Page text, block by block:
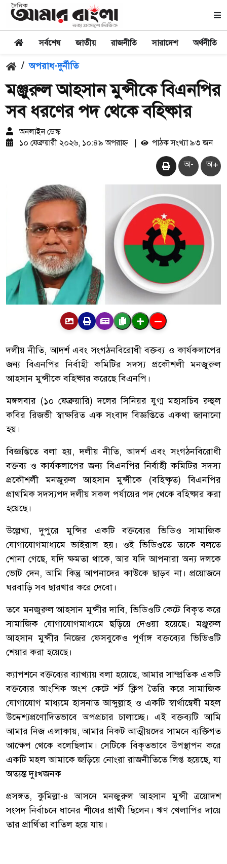
সর্বশেষ জাতীয় রাজনীতি সারাদেশ অর্থনীতি
/ অপরাধ-দুর্নীতি
মঞ্জুরুল আহসান মুন্সীকে বিএনপির
সব ধরণের পদ থেকে বহিষ্কার
অনলাইন ডেস্ক
১০ ফেব্রুয়ারী ২০২৬, ১০:৪৯ অপরাহ্ন
পাঠক সংখ্যা ৯৩ জন
অ- অ+
দলীয় নীতি, আদর্শ এবং সংগঠনবিরোধী বক্তব্য ও কার্যকলাপের
জন্য বিএনপির নির্বাহী কমিটির সদস্য প্রকৌশলী মনজুরুল
আহসান মুন্সীকে বহিষ্কার করেছে বিএনপি।
মঙ্গলবার (১০ ফেব্রুয়ারি) দলের সিনিয়র যুগ্ম মহাসচিব রুহুল
কবির রিজভী স্বাক্ষরিত এক সংবাদ বিজ্ঞপ্তিতে একথা জানানো
হয়।
বিজ্ঞপ্তিতে বলা হয়, দলীয় নীতি, আদর্শ এবং সংগঠনবিরোধী
বক্তব্য ও কার্যকলাপের জন্য বিএনপির নির্বাহী কমিটির সদস্য
প্রকৌশলী মনজুরুল আহসান মুন্সীকে (বহিষ্কৃত) বিএনপির
প্রাথমিক সদস্যপদ দলীয় সকল পর্যায়ের পদ থেকে বহিষ্কার করা
হয়েছে।
উল্লেখ্য, দুপুরে মুন্সির একটি বক্তব্যের ভিডিও সামাজিক
যোগাযোগমাধ্যমে ভাইরাল হয়। ওই ভিডিওতে তাকে বলতে
শোনা গেছে, যদি ক্ষমতা থাকে, আর যদি আপনারা অন্য দলকে
ভোট দেন, আমি কিন্তু আপনাদের কাউকে ছাড়ব না। প্রয়োজনে
ঘরবাড়ি সব ছারখার করে দেবো।
তবে মনজুরুল আহসান মুন্সীর দাবি, ভিডিওটি কেটে বিকৃত করে
সামাজিক যোগাযোগমাধ্যমে ছড়িয়ে দেওয়া হয়েছে। মঞ্জুরুল
আহসান মুন্সীর নিজের ফেসবুকেও পূর্ণাঙ্গ বক্তব্যের ভিডিওটি
শেয়ার করা হয়েছে।
ক্যাপশনে বক্তব্যের ব্যাখ্যায় বলা হয়েছে, আমার সাম্প্রতিক একটি
বক্তব্যের আংশিক অংশ কেটে শর্ট ক্লিপ তৈরি করে সামাজিক
যোগাযোগ মাধ্যমে হাসনাত আব্দুল্লাহ ও একটি স্বার্থান্বেষী মহল
উদ্দেশ্যপ্রণোদিতভাবে অপপ্রচার চালাচ্ছে। এই বক্তব্যটি আমি
আমার নিজ এলাকায়, আমার নিকট আত্মীয়দের সামনে ব্যক্তিগত
আক্ষেপ থেকে বলেছিলাম। সেটিকে বিকৃতভাবে উপস্থাপন করে
একটি মহল আমাকে জড়িয়ে নোংরা রাজনীতিতে লিপ্ত হয়েছে, যা
অত্যন্ত দুঃখজনক
প্রসঙ্গত, কুমিল্লা-৪ আসনে মনজুরুল আহসান মুন্সী ত্রয়োদশ
সংসদ নির্বাচনে ধানের শীষের প্রার্থী ছিলেন। ঋণ খেলাপির দায়ে
তার প্রার্থিতা বাতিল হয়ে যায়।